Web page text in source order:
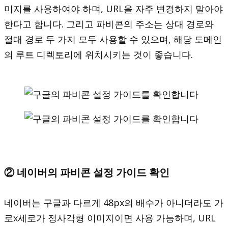
미지를 사용하여야 하며, URL을 자주 변경하지 말아야
한다고 합니다. 그리고 파비콘의 주소는 상대 경로와
절대 경로 두 가지 모두 사용할 수 있으며, 해당 도메인
의 루트 디렉토리에 위치시키는 것이 좋습니다.
② 네이버의 파비콘 설정 가이드 확인
네이버는 구글과 다르게 48px의 배수가 아니더라도 가
로x세로가 정사각형 이미지이면 사용 가능하며, URL